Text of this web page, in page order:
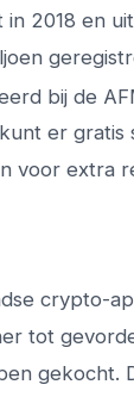
in 2018 en
bij de
er
voor extra
crypto-
tot
gekocht.